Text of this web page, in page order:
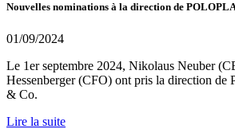
Nouvelles nominations à la direction de
01/09/2024
Le 1er septembre 2024, Nikolaus Neuber
Hessenberger (CFO) ont pris la direction
& Co.
Lire la suite